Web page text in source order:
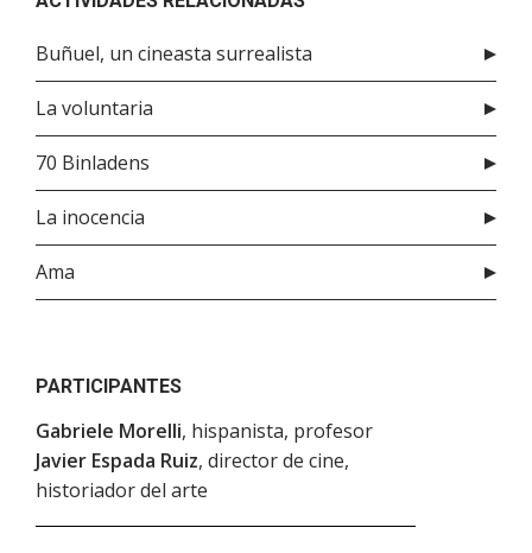
Buñuel, un cineasta surrealista
La voluntaria
70 Binladens
La inocencia
Ama
PARTICIPANTES
Gabriele Morelli, hispanista, profesor
Javier Espada Ruiz, director de cine,
historiador del arte